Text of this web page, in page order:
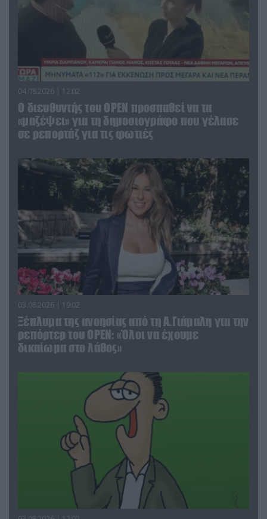
04.08.2026 | 12:02
O διευθυντής του OPEN προσπαθεί να τα
«μαζέψει» για τη δημοσιογράφο που γέλασε
σε ρεπορτάζ για τις φωτιές
03.08.2026 | 19:02
Ξέπλυμα της ανοησίας από τη Α.Γιάμαλη για την
ρεπόρτερ του ΟΡΕΝ: «Όλοι να έχουμε
δικαίωμα στο λάθος»